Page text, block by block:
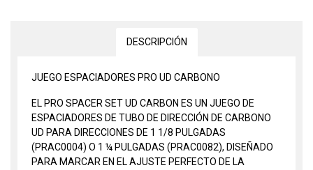
DESCRIPCIÓN
JUEGO ESPACIADORES PRO UD CARBONO
EL PRO SPACER SET UD CARBON ES UN JUEGO DE
ESPACIADORES DE TUBO DE DIRECCIÓN DE CARBONO
UD PARA DIRECCIONES DE 1 1/8 PULGADAS
(PRAC0004) O 1 ¼ PULGADAS (PRAC0082), DISEÑADO
PARA MARCAR EN EL AJUSTE PERFECTO DE LA